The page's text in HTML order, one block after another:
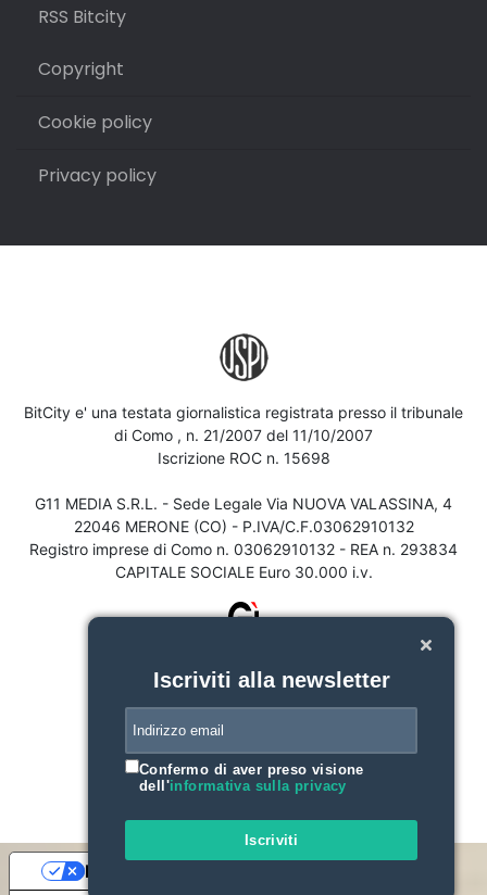
RSS Bitcity
Copyright
Cookie policy
Privacy policy
BitCity e' una testata giornalistica registrata presso il tribunale
di Como , n. 21/2007 del 11/10/2007
Iscrizione ROC n. 15698
G11 MEDIA S.R.L. - Sede Legale Via NUOVA VALASSINA, 4
22046 MERONE (CO) - P.IVA/C.F.03062910132
Registro imprese di Como n. 03062910132 - REA n. 293834
CAPITALE SOCIALE Euro 30.000 i.v.
Iscriviti alla newsletter
Confermo di aver preso visione
dell'informativa sulla privacy
Iscriviti
Le tue preferenze relative alla privacy